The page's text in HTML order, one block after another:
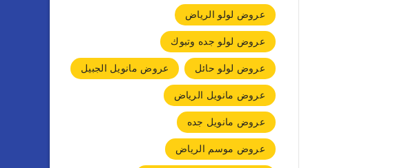
عروض لولو الرياض
عروض لولو جده وتبوك
عروض لولو حائل
عروض مانويل الجبيل
عروض مانويل الرياض
عروض مانويل جده
عروض موسم الرياض